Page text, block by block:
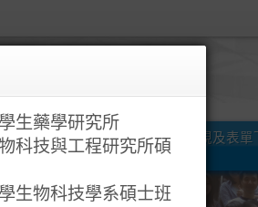
新生專區 課程資訊 法規及表單
生藥學研究所
科技與工程研究所碩
生物科技學系碩士班